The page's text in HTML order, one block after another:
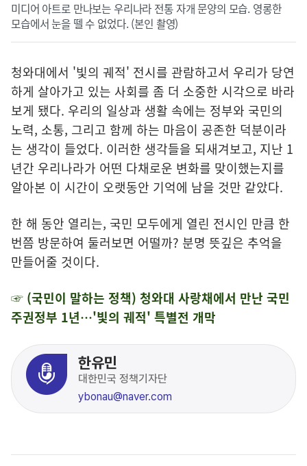
미디어 아트로 만나보는 우리나라 전통 자개 문양의 모습. 영롱한
모습에서 눈을 뗄 수 없었다. (본인 촬영)
청와대에서 '빛의 궤적' 전시를 관람하고서 우리가 당연
하게 살아가고 있는 사회를 좀 더 소중한 시각으로 바라
보게 됐다. 우리의 일상과 생활 속에는 정부와 국민의
노력, 소통, 그리고 함께 하는 마음이 공존한 덕분이라
는 생각이 들었다. 이러한 생각들을 되새겨보고, 지난 1
년간 우리나라가 어떤 다채로운 변화를 맞이했는지를
알아본 이 시간이 오랫동안 기억에 남을 것만 같았다.
한 해 동안 열리는, 국민 모두에게 열린 전시인 만큼 한
번쯤 방문하여 둘러보면 어떨까? 분명 뜻깊은 추억을
만들어줄 것이다.
☞ (국민이 말하는 정책) 청와대 사랑채에서 만난 국민
주권정부 1년…'빛의 궤적' 특별전 개막
한유민
대한민국 정책기자단
ybonau@naver.com